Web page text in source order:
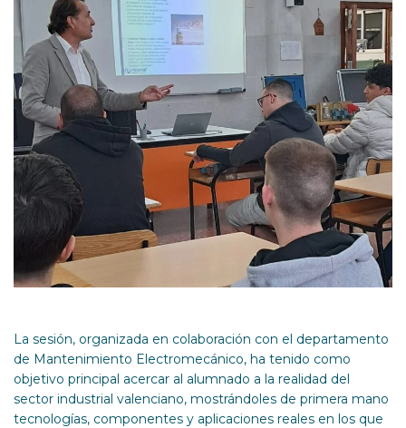
La sesión, organizada en colaboración con el departamento
de Mantenimiento Electromecánico, ha tenido como
objetivo principal acercar al alumnado a la realidad del
sector industrial valenciano, mostrándoles de primera mano
tecnologías, componentes y aplicaciones reales en los que